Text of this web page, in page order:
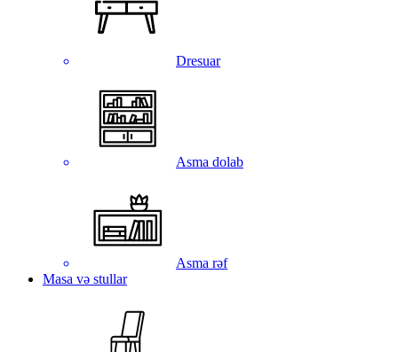
Dresuar
Asma dolab
Asma rəf
Masa və stullar